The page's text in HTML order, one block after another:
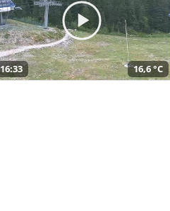
16:33 16,6 °C